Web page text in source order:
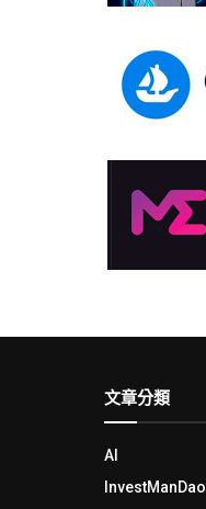
文章分類
AI
InvestManDao